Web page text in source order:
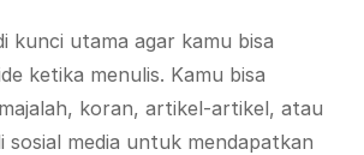
kunci utama agar kamu bisa
ketika menulis. Kamu bisa
koran, artikel-artikel, atau
media untuk mendapatkan